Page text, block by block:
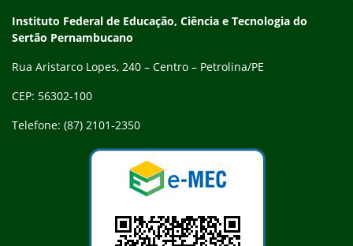
Endereço
Instituto Federal de Educação, Ciência e Tecnologia do
Sertão Pernambucano
Rua Aristarco Lopes, 240 – Centro – Petrolina/PE
CEP: 56302-100
Telefone: (87) 2101-2350